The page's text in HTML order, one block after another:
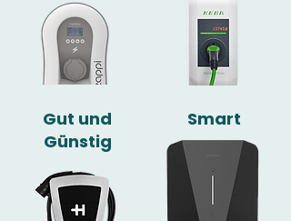
Gut und
Günstig
Smart